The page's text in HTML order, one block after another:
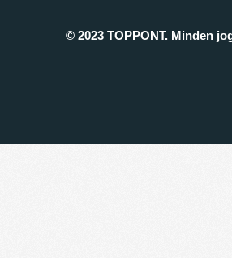
© 2023 TOPPONT. Minden